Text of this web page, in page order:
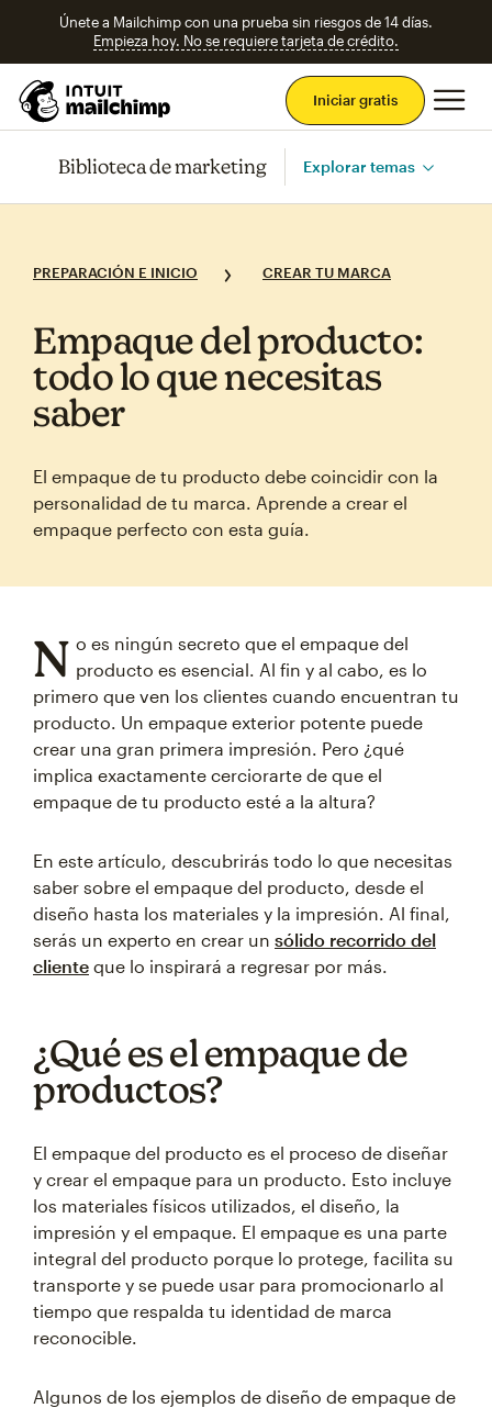
Únete a Mailchimp con una prueba sin riesgos de 14 días.
Empieza hoy. No se requiere tarjeta de crédito.
Iniciar gratis
Biblioteca de marketing Explorar temas
PREPARACIÓN E INICIO CREAR TU MARCA
Empaque del producto:
todo lo que necesitas
saber
El empaque de tu producto debe coincidir con la
personalidad de tu marca. Aprende a crear el
empaque perfecto con esta guía.
N o es ningún secreto que el empaque del
producto es esencial. Al fin y al cabo, es lo
primero que ven los clientes cuando encuentran tu
producto. Un empaque exterior potente puede
crear una gran primera impresión. Pero ¿qué
implica exactamente cerciorarte de que el
empaque de tu producto esté a la altura?
En este artículo, descubrirás todo lo que necesitas
saber sobre el empaque del producto, desde el
diseño hasta los materiales y la impresión. Al final,
serás un experto en crear un sólido recorrido del
cliente que lo inspirará a regresar por más.
¿Qué es el empaque de
productos?
El empaque del producto es el proceso de diseñar
y crear el empaque para un producto. Esto incluye
los materiales físicos utilizados, el diseño, la
impresión y el empaque. El empaque es una parte
integral del producto porque lo protege, facilita su
transporte y se puede usar para promocionarlo al
tiempo que respalda tu identidad de marca
reconocible.
Algunos de los ejemplos de diseño de empaque de